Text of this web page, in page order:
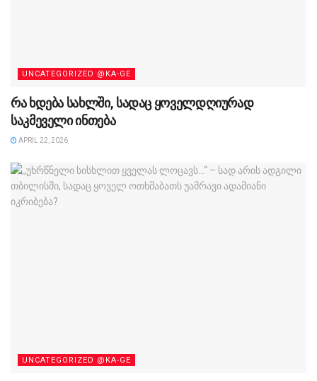
UNCATEGORIZED @KA-GE
რა ხდება სახლში, სადაც ყოველდღიურად
საკმეველი ინთება
APRIL 22, 2026
UNCATEGORIZED @KA-GE